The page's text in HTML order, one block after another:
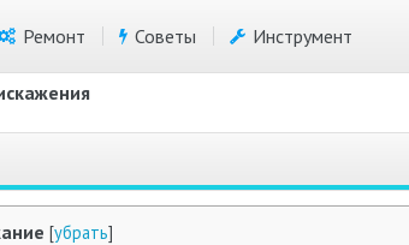
Ремонт Советы Инструмент
[убрать]